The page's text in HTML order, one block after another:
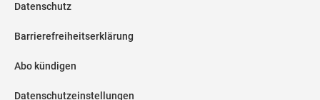
Datenschutz
Barrierefreiheitserklärung
Abo kündigen
Datenschutzeinstellungen